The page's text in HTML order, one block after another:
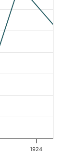
1924